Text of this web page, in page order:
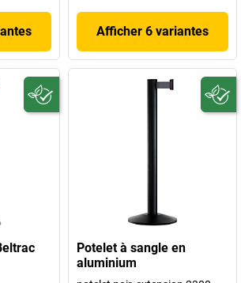
Afficher 6 variantes
Potelet à sangle en
aluminium